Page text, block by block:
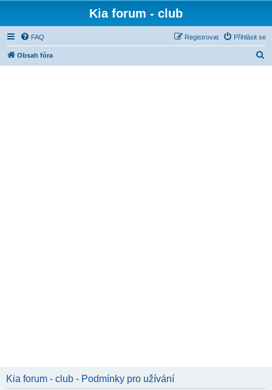
Kia forum - club
FAQ Přihlásit se
Registrovat
Obsah fóra
Kia forum - club - Podmínky pro užívání